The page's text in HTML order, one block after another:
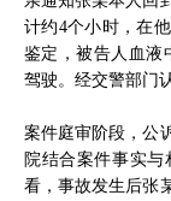
计约4个小时，在
鉴定，被告人血液
驾驶。经交警部门
案件庭审阶段，公
院结合案件事实
看，事故发生后张